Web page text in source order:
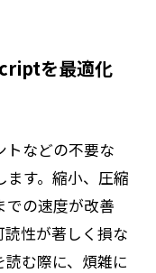
を最適化
トなどの不要な
ます。縮小、圧縮
での速度が改善
読性が著しく損な
む際に、煩雑に